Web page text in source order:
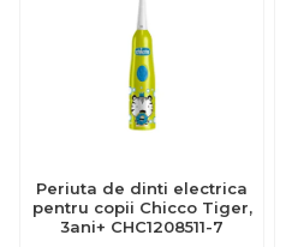
Periuta de dinti electrica
pentru copii Chicco Tiger,
3ani+ CHC1208511-7